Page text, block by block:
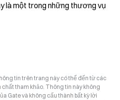
là một trong những thương vụ
tin trên trang này có thể đến từ các
tham khảo. Thông tin này không
Gate và không cấu thành bất kỳ lời